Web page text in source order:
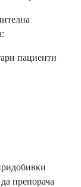
пациенти
препорача